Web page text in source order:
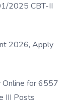
2025 CBT-II
2026, Apply
Online for 6557
III Posts